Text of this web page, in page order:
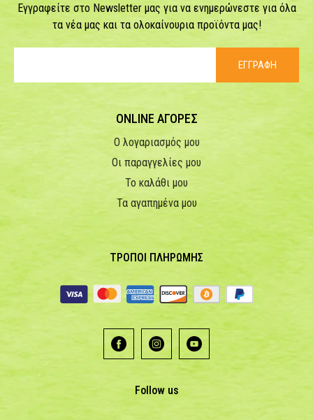
Εγγραφείτε στο Newsletter μας για να ενημερώνεστε για όλα
τα νέα μας και τα ολοκαίνουρια προϊόντα μας!
ΕΓΓΡΑΦΗ
ONLINE ΑΓΟΡΕΣ
Ο λογαριασμός μου
Οι παραγγελίες μου
Το καλάθι μου
Τα αγαπημένα μου
ΤΡΟΠΟΙ ΠΛΗΡΩΜΗΣ
Follow us